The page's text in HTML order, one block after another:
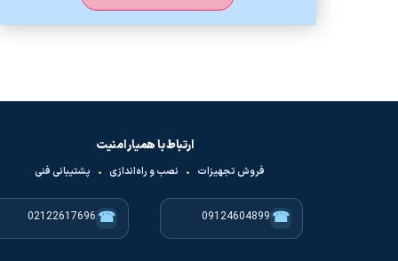
ارتباط با همیار امنیت
فروش تجهیزات • نصب و راه‌اندازی • پشتیبانی فنی
☎
09124604899
☎
02122617696